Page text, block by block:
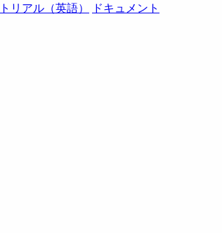
リアル（英語）
ドキュメント